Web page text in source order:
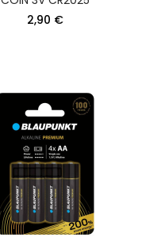
2,90 €
KREA
1,5LT
300W COM
PRESSAO